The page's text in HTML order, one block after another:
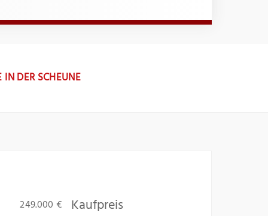
DER SCHEUNE
249.000 € Kaufpreis